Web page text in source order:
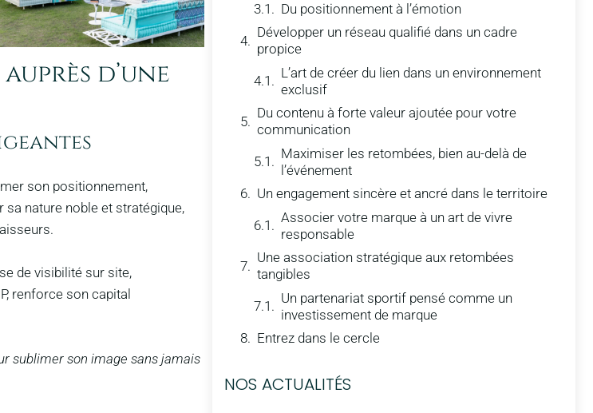
d’une
son positionnement,
sa nature noble et stratégique,
de visibilité sur site,
renforce son capital
sublimer son image sans jamais
Du positionnement à l’émotion
Développer un réseau qualifié dans un cadre
propice
L’art de créer du lien dans un environnement
exclusif
Du contenu à forte valeur ajoutée pour votre
communication
Maximiser les retombées, bien au-delà de
l’événement
Un engagement sincère et ancré dans le territoire
Associer votre marque à un art de vivre
responsable
Une association stratégique aux retombées
tangibles
Un partenariat sportif pensé comme un
investissement de marque
Entrez dans le cercle
NOS ACTUALITÉS